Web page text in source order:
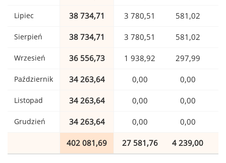
Lipiec 38 734,71 3 780,51 581,02
Sierpień 38 734,71 3 780,51 581,02
Wrzesień 36 556,73 1 938,92 297,99
Październik 34 263,64 0,00 0,00
Listopad 34 263,64 0,00 0,00
Grudzień 34 263,64 0,00 0,00
402 081,69 27 581,76 4 239,00